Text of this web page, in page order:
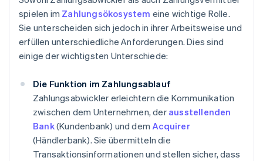
spielen im Zahlungsökosystem eine wichtige Rolle.
Sie unterscheiden sich jedoch in ihrer Arbeitsweise und
erfüllen unterschiedliche Anforderungen. Dies sind
einige der wichtigsten Unterschiede:
Die Funktion im Zahlungsablauf
Zahlungsabwickler erleichtern die Kommunikation
zwischen dem Unternehmen, der ausstellenden
Bank(Kundenbank) und demAcquirer
(Händlerbank). Sie übermitteln die
Transaktionsinformationen und stellen sicher, dass